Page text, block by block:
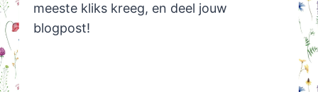
meeste kliks kreeg, en deel jouw
blogpost!